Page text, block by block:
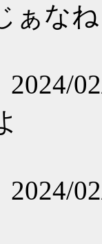
ぁな
2024/
2024/